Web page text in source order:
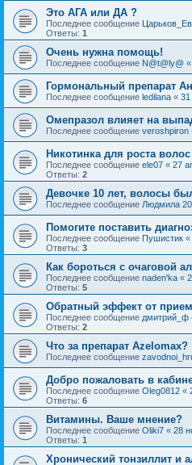
Это АГА или ДА ?
Последнее сообщение
Ответы: 1
Очень нужна помощь!
Последнее сообщение N@t@ly@ «
Гормональный препарат
Последнее сообщение ledilana « 31
Омепразол влияет на
Последнее сообщение veroshpiron
Никотинка для роста волос
Последнее сообщение ele07 « 27
Ответы: 2
Девочке 10 лет, волосы
Последнее сообщение Людмила
Помогите поставить
Последнее сообщение Пушистик «
Ответы: 3
Как бороться с очаговой
Последнее сообщение naden'ka «
Ответы: 5
Обратный эффект от
Последнее сообщение дмитрий_ф
Ответы: 2
Что за препарат Azelomax?
Последнее сообщение
Добро пожаловать в
Последнее сообщение Oleg0812 «
Ответы: 6
Витамины. Ваше мнение?
Последнее сообщение Oliki7 « 28
Ответы: 1
Хронический тонзиллит и